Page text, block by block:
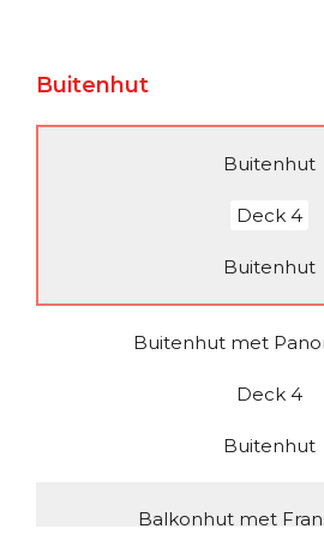
Buitenhut
Buitenhut
Deck 4
Buitenhut
Buitenhut met
Deck 4
Buitenhut
Balkonhut met